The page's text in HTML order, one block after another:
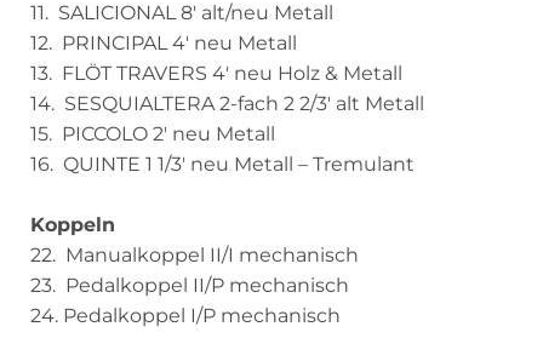
11. SALICIONAL 8′ alt/neu Metall
12. PRINCIPAL 4′ neu Metall
13. FLÖT TRAVERS 4′ neu Holz & Metall
14. SESQUIALTERA 2-fach 2 2/3′ alt Metall
15. PICCOLO 2′ neu Metall
16. QUINTE 1 1/3′ neu Metall – Tremulant
Koppeln
22. Manualkoppel II/I mechanisch
23. Pedalkoppel II/P mechanisch
24. Pedalkoppel I/P mechanisch